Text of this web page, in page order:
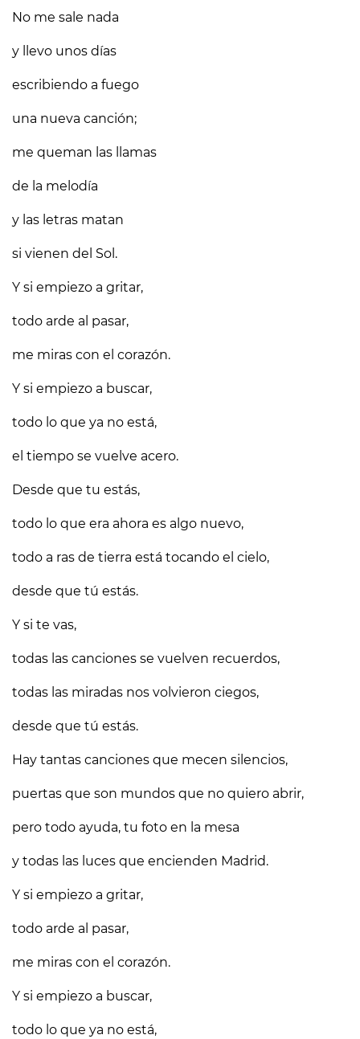
No me sale nada
y llevo unos días
escribiendo a fuego
una nueva canción;
me queman las llamas
de la melodía
y las letras matan
si vienen del Sol.
Y si empiezo a gritar,
todo arde al pasar,
me miras con el corazón.
Y si empiezo a buscar,
todo lo que ya no está,
el tiempo se vuelve acero.
Desde que tu estás,
todo lo que era ahora es algo nuevo,
todo a ras de tierra está tocando el cielo,
desde que tú estás.
Y si te vas,
todas las canciones se vuelven recuerdos,
todas las miradas nos volvieron ciegos,
desde que tú estás.
Hay tantas canciones que mecen silencios,
puertas que son mundos que no quiero abrir,
pero todo ayuda, tu foto en la mesa
y todas las luces que encienden Madrid.
Y si empiezo a gritar,
todo arde al pasar,
me miras con el corazón.
Y si empiezo a buscar,
todo lo que ya no está,